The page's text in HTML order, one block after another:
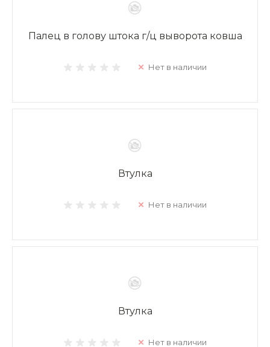
Палец в голову штока г/ц выворота ковша
Нет в наличии
Втулка
Нет в наличии
Втулка
Нет в наличии